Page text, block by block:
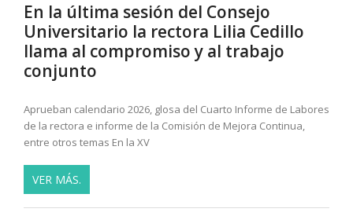
En la última sesión del Consejo
Universitario la rectora Lilia Cedillo
llama al compromiso y al trabajo
conjunto
Aprueban calendario 2026, glosa del Cuarto Informe de Labores
de la rectora e informe de la Comisión de Mejora Continua,
entre otros temas En la XV
VER MÁS.